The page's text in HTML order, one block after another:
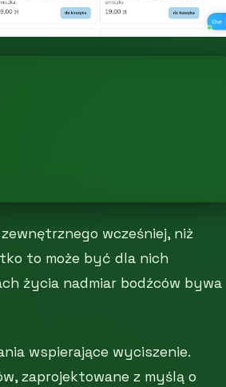
wcześniej, niż
to może być dla nich
życia nadmiar bodźców bywa
wspierające wyciszenie.
zaprojektowane z myślą o